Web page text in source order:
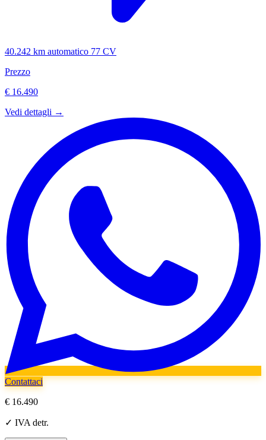
40.242 km automatico 77 CV
Prezzo
€ 16.490
Vedi dettagli →
Contattaci
€ 16.490
✓ IVA detr.